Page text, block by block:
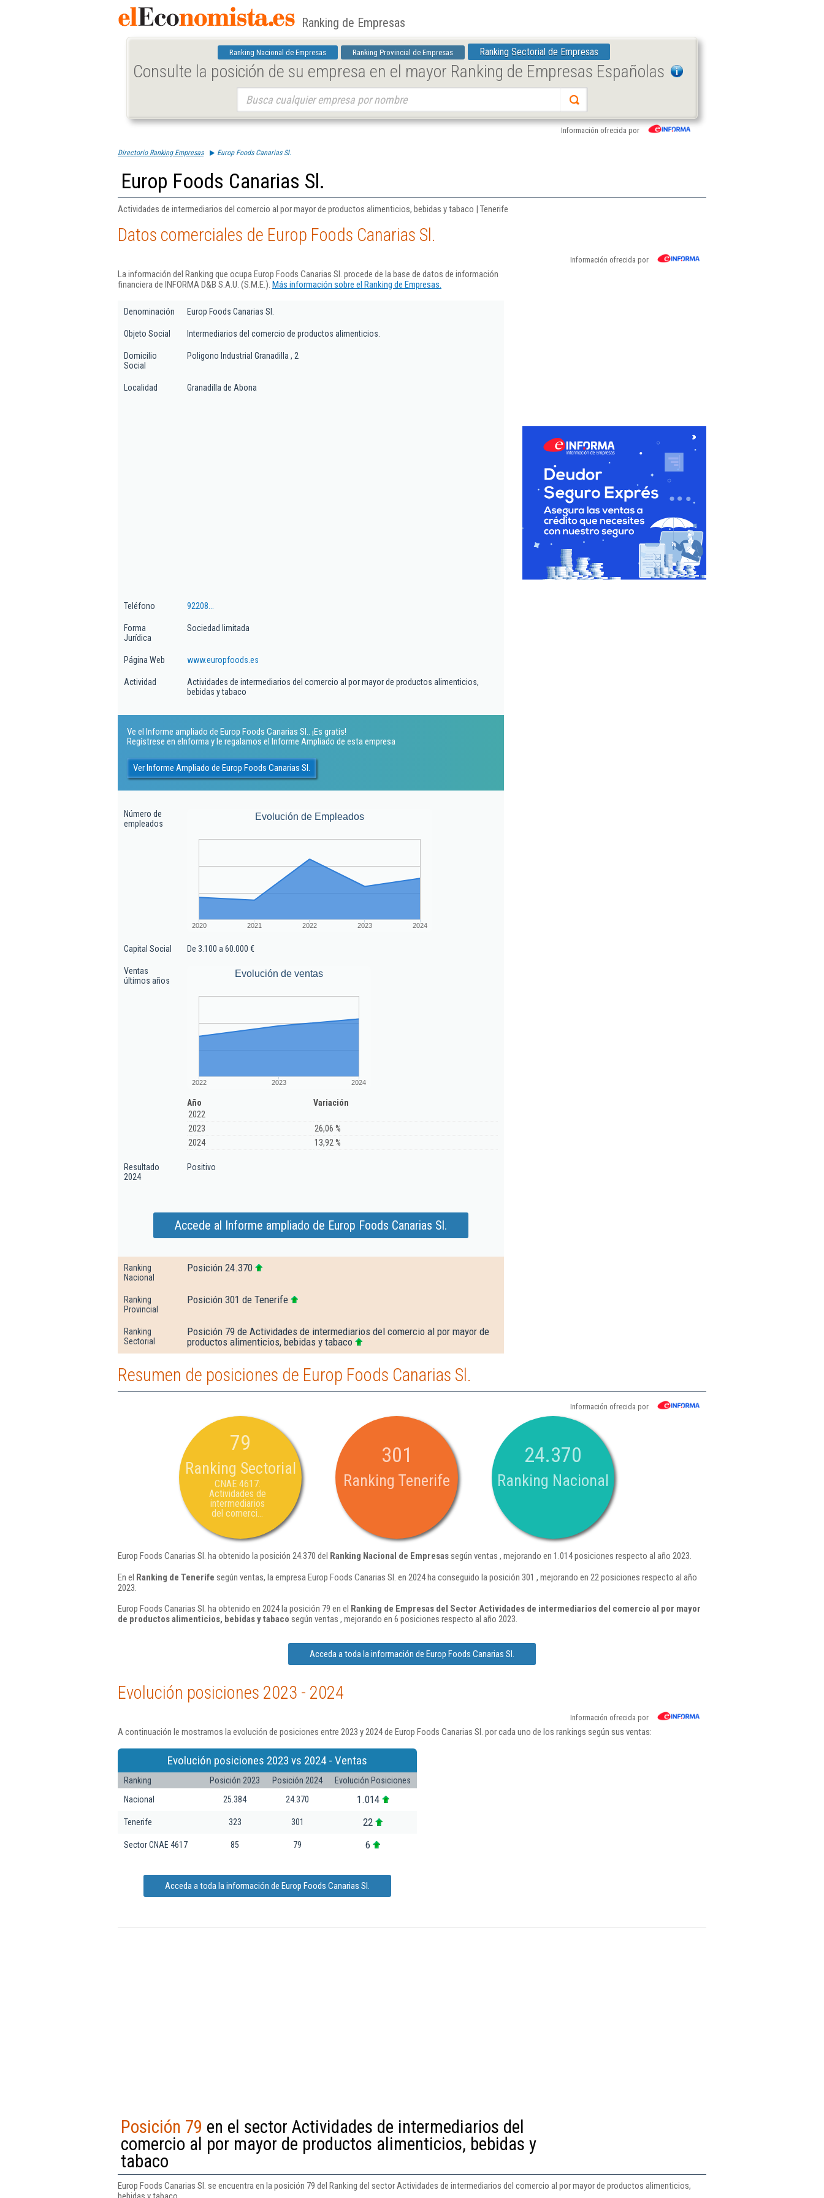
Ranking de Empresas
Ranking Nacional de Empresas Ranking Provincial de Empresas Ranking Sectorial de Empresas
Consulte la posición de su empresa en el mayor Ranking de Empresas Españolas
Información ofrecida por
Directorio Ranking Empresas Europ Foods Canarias Sl.
Europ Foods Canarias Sl.
Actividades de intermediarios del comercio al por mayor de productos alimenticios, bebidas y tabaco | Tenerife
Datos comerciales de Europ Foods Canarias Sl.
Información ofrecida por
La información del Ranking que ocupa Europ Foods Canarias Sl. procede de la base de datos de información
financiera de INFORMA D&B S.A.U. (S.M.E.). Más información sobre el Ranking de Empresas.
Denominación Europ Foods Canarias Sl.
Objeto Social Intermediarios del comercio de productos alimenticios.
Domicilio
Social
Poligono Industrial Granadilla , 2
Localidad Granadilla de Abona
Teléfono 92208...
Forma
Jurídica
Sociedad limitada
Página Web www.europfoods.es
Actividad
Actividades de intermediarios del comercio al por mayor de productos alimenticios,
bebidas y tabaco
Ve el Informe ampliado de Europ Foods Canarias Sl.. ¡Es gratis!
Regístrese en eInforma y le regalamos el Informe Ampliado de esta empresa
Ver Informe Ampliado de Europ Foods Canarias Sl.
Número de
empleados
Evolución de Empleados
2020 2021 2022 2023 2024
Capital Social De 3.100 a 60.000 €
Ventas
últimos años
Evolución de ventas
2022 2023 2024
Año
Variación
2022
2023
26,06 %
2024
13,92 %
Resultado
2024
Positivo
Accede al Informe ampliado de Europ Foods Canarias Sl.
Ranking
Nacional
Posición 24.370
Ranking
Provincial
Posición 301 de Tenerife
Ranking
Sectorial
Posición 79 de Actividades de intermediarios del comercio al por mayor de
productos alimenticios, bebidas y tabaco
Resumen de posiciones de Europ Foods Canarias Sl.
Información ofrecida por
79
Ranking Sectorial
CNAE 4617:
Actividades de
intermediarios
del comerci...
301
Ranking Tenerife
24.370
Ranking Nacional
Europ Foods Canarias Sl. ha obtenido la posición 24.370 del Ranking Nacional de Empresassegún ventas , mejorando en 1.014 posiciones respecto al año 2023.
En el Ranking de Tenerife según ventas, la empresa Europ Foods Canarias Sl. en 2024 ha conseguido la posición 301 , mejorando en 22 posiciones respecto al año
2023.
Europ Foods Canarias Sl. ha obtenido en 2024 la posición 79 en el Ranking de Empresas del Sector Actividades de intermediarios del comercio al por mayor
de productos alimenticios, bebidas y tabaco según ventas , mejorando en 6 posiciones respecto al año 2023.
Acceda a toda la información de Europ Foods Canarias Sl.
Evolución posiciones 2023 - 2024
Información ofrecida por
A continuación le mostramos la evolución de posiciones entre 2023 y 2024 de Europ Foods Canarias Sl. por cada uno de los rankings según sus ventas:
Evolución posiciones 2023 vs 2024 - Ventas
Ranking Posición 2023 Posición 2024
Evolución Posiciones
Nacional
25.384 24.370 1.014
Tenerife 323 301 22
Sector CNAE 4617 85 79 6
Acceda a toda la información de Europ Foods Canarias Sl.
Posición 79 en el sector Actividades de intermediarios del
comercio al por mayor de productos alimenticios, bebidas y
tabaco
Europ Foods Canarias Sl. se encuentra en la posición 79 del Ranking del sector Actividades de intermediarios del comercio al por mayor de productos alimenticios,